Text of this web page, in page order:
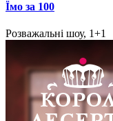
Їмо за 100
Розважальні шоу, 1+1